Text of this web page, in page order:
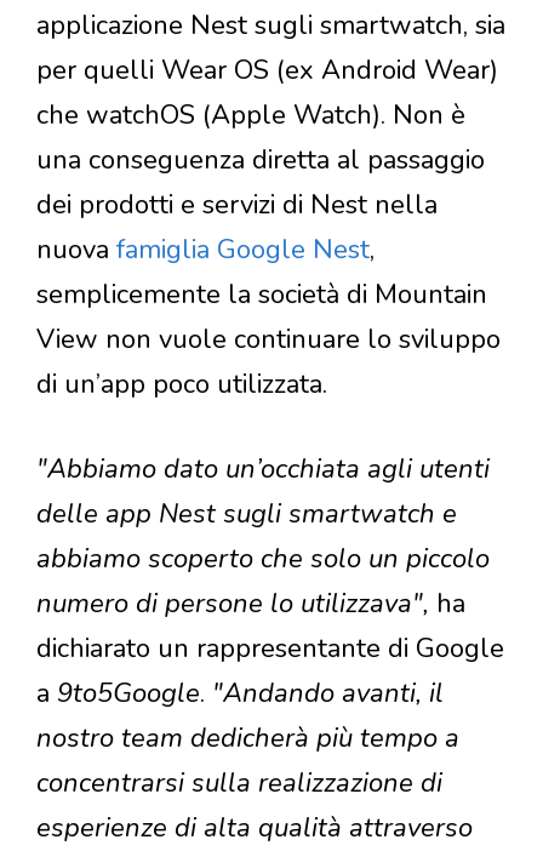
applicazione Nest sugli smartwatch, sia
per quelli Wear OS (ex Android Wear)
che watchOS (Apple Watch). Non è
una conseguenza diretta al passaggio
dei prodotti e servizi di Nest nella
nuova famiglia Google Nest,
semplicemente la società di Mountain
View non vuole continuare lo sviluppo
di un’app poco utilizzata.
"Abbiamo dato un’occhiata agli utenti
delle app Nest sugli smartwatch e
abbiamo scoperto che solo un piccolo
numero di persone lo utilizzava", ha
dichiarato un rappresentante di Google
a 9to5Google. "Andando avanti, il
nostro team dedicherà più tempo a
concentrarsi sulla realizzazione di
esperienze di alta qualità attraverso